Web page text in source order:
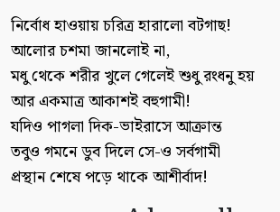
নির্বোধ হাওয়ায় চরিত্র হারালো বটগাছ!
আলোর চশমা জানলোই না,
মধু থেকে শরীর খুলে গেলেই শুধু রংধনু হয়
আর একমাত্র আকাশই বহুগামী!
যদিও পাগলা দিক-ভাইরাসে আক্রান্ত
তবুও গমনে ডুব দিলে সে-ও সর্বগামী
প্রস্থান শেষে পড়ে থাকে আশীর্বাদ!